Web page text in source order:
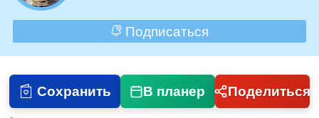
Подписаться
Сохранить В планер Поделиться